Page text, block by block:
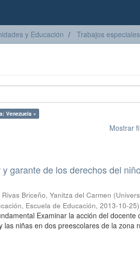
y Educación Trabajos
Venezuela ×
Mostrar
garante de los derechos del
Rivas Briceño, Yanitza del Carmen (
Escuela de Educación,2013-10-25)
Examinar la acción del docente
niñas en dos preescolares de la zona